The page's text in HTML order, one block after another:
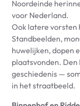
Noordeinde
voor Nederland.
Ook latere vorsten
Standbeelden,
huwelijken, dopen
plaatsvonden.
geschiedenis —
in het straatbeeld.